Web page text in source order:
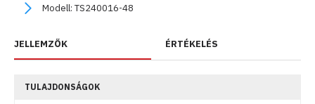
Modell: TS240016-48
JELLEMZŐK ÉRTÉKELÉS
TULAJDONSÁGOK